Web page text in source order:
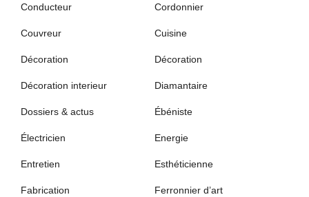
Conducteur Cordonnier
Couvreur Cuisine
Décoration Décoration
Décoration interieur Diamantaire
Dossiers & actus Ébéniste
Électricien Energie
Entretien Esthéticienne
Fabrication Ferronnier d’art